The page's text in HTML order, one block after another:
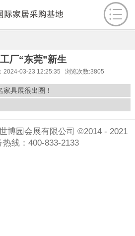
厂“东莞”新生
2024-03-23 12:25:35 浏览次数:3805
具展很出圈！
博园会展有限公司 ©2014 - 2021
热线：400-833-2133